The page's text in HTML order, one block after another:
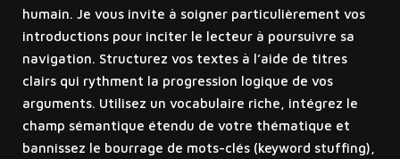
humain. Je vous invite à soigner particulièrement vos
introductions pour inciter le lecteur à poursuivre sa
navigation. Structurez vos textes à l’aide de titres
clairs qui rythment la progression logique de vos
arguments. Utilisez un vocabulaire riche, intégrez le
champ sémantique étendu de votre thématique et
bannissez le bourrage de mots-clés (keyword stuffing),